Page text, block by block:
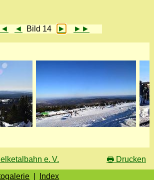
◄ Bild 14 ► ►►
e. V. 🖶 Drucken
Index